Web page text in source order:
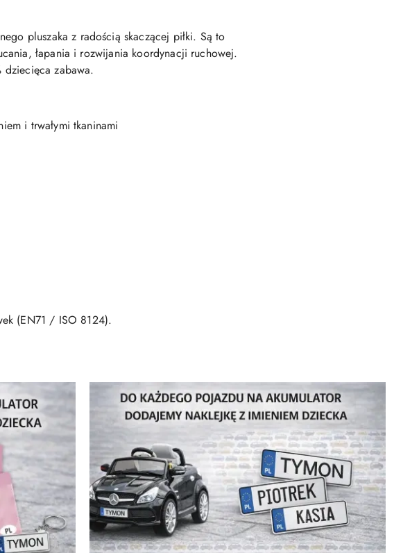
pluszaka z radością skaczącej piłki. Są to
łapania i rozwijania koordynacji ruchowej.
zabawa.
i trwałymi tkaninami
(EN71 / ISO 8124).